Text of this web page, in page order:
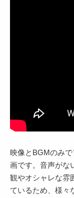
映像とBGMのみ
画です。音声がな
観やオシャレな雰
ているため、様々